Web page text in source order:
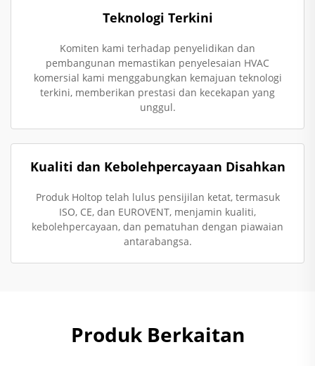
Teknologi Terkini
Komiten kami terhadap penyelidikan dan
pembangunan memastikan penyelesaian HVAC
komersial kami menggabungkan kemajuan teknologi
terkini, memberikan prestasi dan kecekapan yang
unggul.
Kualiti dan Kebolehpercayaan Disahkan
Produk Holtop telah lulus pensijilan ketat, termasuk
ISO, CE, dan EUROVENT, menjamin kualiti,
kebolehpercayaan, dan pematuhan dengan piawaian
antarabangsa.
Produk Berkaitan